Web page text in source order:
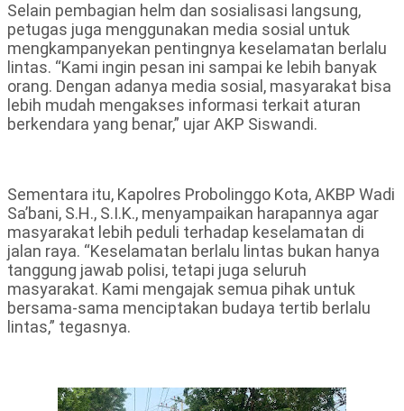
Selain pembagian helm dan sosialisasi langsung,
petugas juga menggunakan media sosial untuk
mengkampanyekan pentingnya keselamatan berlalu
lintas. “Kami ingin pesan ini sampai ke lebih banyak
orang. Dengan adanya media sosial, masyarakat bisa
lebih mudah mengakses informasi terkait aturan
berkendara yang benar,” ujar AKP Siswandi.
Sementara itu, Kapolres Probolinggo Kota, AKBP Wadi
Sa’bani, S.H., S.I.K., menyampaikan harapannya agar
masyarakat lebih peduli terhadap keselamatan di
jalan raya. “Keselamatan berlalu lintas bukan hanya
tanggung jawab polisi, tetapi juga seluruh
masyarakat. Kami mengajak semua pihak untuk
bersama-sama menciptakan budaya tertib berlalu
lintas,” tegasnya.